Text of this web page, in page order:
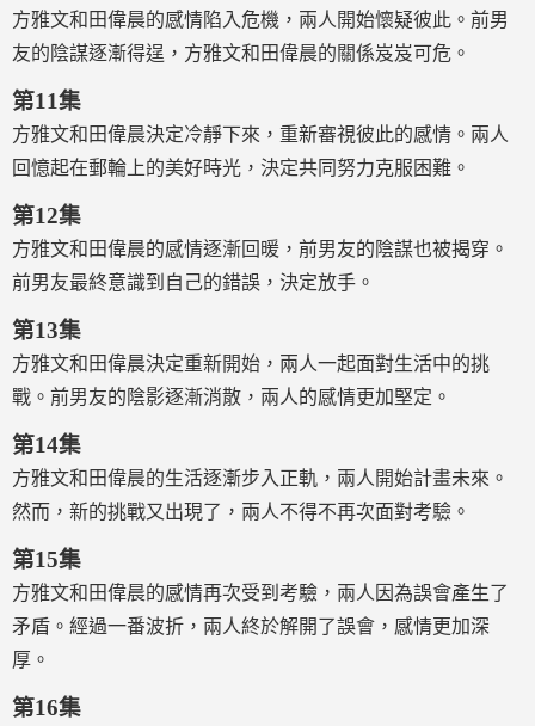
方雅文和田偉晨的感情陷入危機，兩人開始懷疑彼此。前男
友的陰謀逐漸得逞，方雅文和田偉晨的關係岌岌可危。
第11集
方雅文和田偉晨決定冷靜下來，重新審視彼此的感情。兩人
回憶起在郵輪上的美好時光，決定共同努力克服困難。
第12集
方雅文和田偉晨的感情逐漸回暖，前男友的陰謀也被揭穿。
前男友最終意識到自己的錯誤，決定放手。
第13集
方雅文和田偉晨決定重新開始，兩人一起面對生活中的挑
戰。前男友的陰影逐漸消散，兩人的感情更加堅定。
第14集
方雅文和田偉晨的生活逐漸步入正軌，兩人開始計畫未來。
然而，新的挑戰又出現了，兩人不得不再次面對考驗。
第15集
方雅文和田偉晨的感情再次受到考驗，兩人因為誤會產生了
矛盾。經過一番波折，兩人終於解開了誤會，感情更加深
厚。
第16集